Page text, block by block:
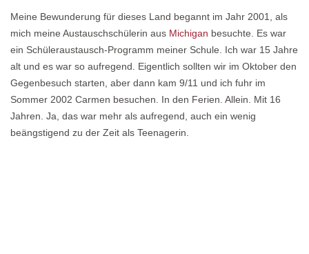
Meine Bewunderung für dieses Land begannt im Jahr 2001, als
mich meine Austauschschülerin aus Michigan besuchte. Es war
ein Schüleraustausch-Programm meiner Schule. Ich war 15 Jahre
alt und es war so aufregend. Eigentlich sollten wir im Oktober den
Gegenbesuch starten, aber dann kam 9/11 und ich fuhr im
Sommer 2002 Carmen besuchen. In den Ferien. Allein. Mit 16
Jahren. Ja, das war mehr als aufregend, auch ein wenig
beängstigend zu der Zeit als Teenagerin.